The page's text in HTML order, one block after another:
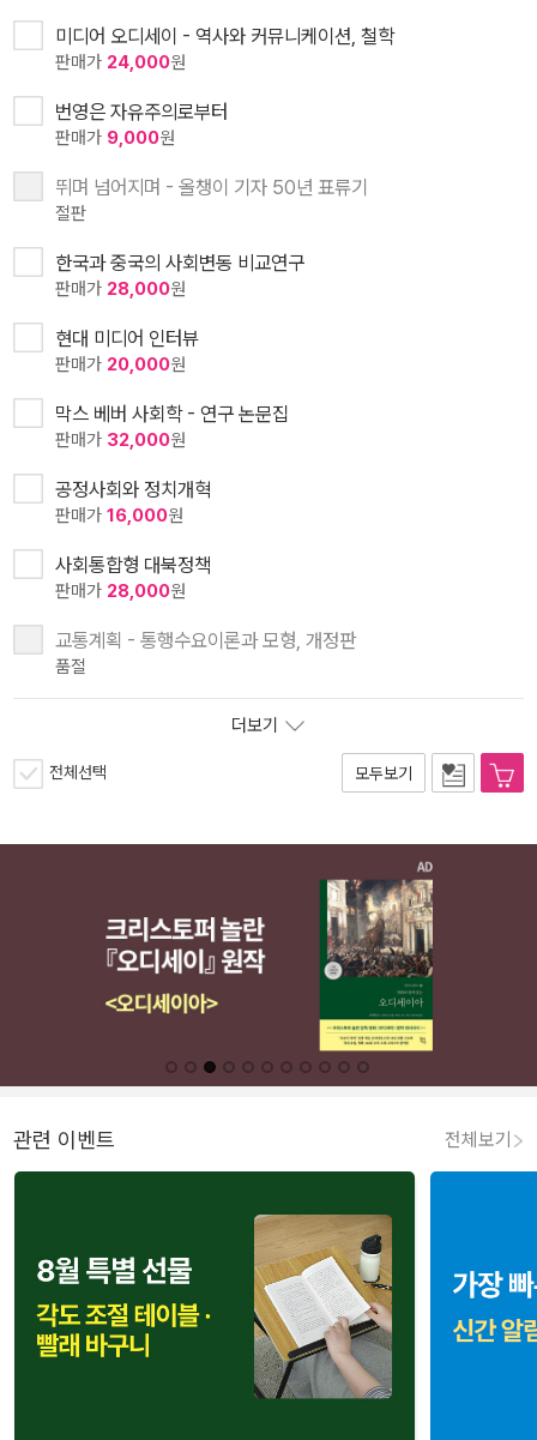
미디어 오디세이 - 역사와 커뮤니케이션, 철학
판매가 24,000원
번영은 자유주의로부터
판매가 9,000원
뛰며 넘어지며 - 올챙이 기자 50년 표류기
절판
한국과 중국의 사회변동 비교연구
판매가 28,000원
현대 미디어 인터뷰
판매가 20,000원
막스 베버 사회학 - 연구 논문집
판매가 32,000원
공정사회와 정치개혁
판매가 16,000원
사회통합형 대북정책
판매가 28,000원
교통계획 - 통행수요이론과 모형, 개정판
품절
더보기
전체선택 모두보기
관련 이벤트 전체보기